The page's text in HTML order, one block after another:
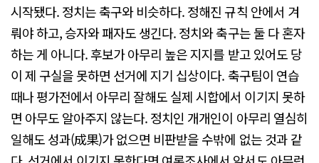
시작됐다. 정치는 축구와 비슷하다. 정해진 규칙 안에서 겨
뤄야 하고, 승자와 패자도 생긴다. 정치와 축구는 둘 다 혼자
하는 게 아니다. 후보가 아무리 높은 지지를 받고 있어도 당
이 제 구실을 못하면 선거에 지기 십상이다. 축구팀이 연습
때나 평가전에서 아무리 잘해도 실제 시합에서 이기지 못하
면 아무도 알아주지 않는다. 정치인 개개인이 아무리 열심히
일해도 성과(成果)가 없으면 비판받을 수밖에 없는 것과 같